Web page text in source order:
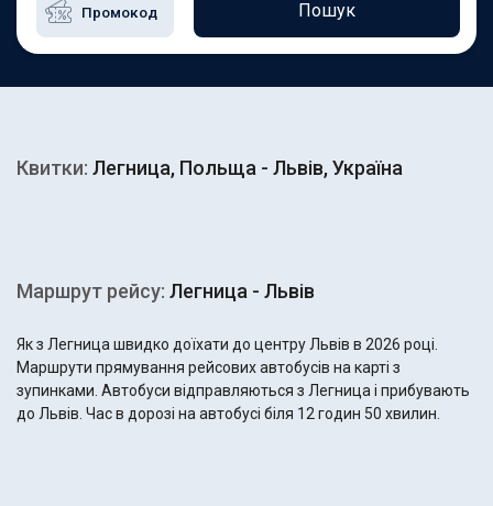
Пошук
Квитки: Легница, Польща - Львів, Україна
Маршрут рейсу: Легница - Львів
Як з Легница швидко доїхати до центру Львів в 2026 році.
Маршрути прямування рейсових автобусів на карті з
зупинками. Автобуси відправляються з Легница і прибувають
до Львів. Час в дорозі на автобусі біля 12 годин 50 хвилин.